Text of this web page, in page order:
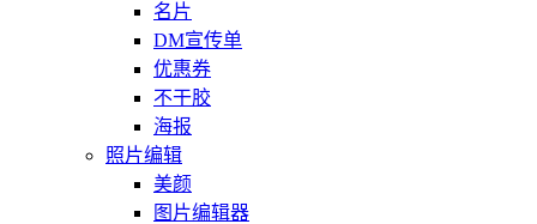
名片
DM宣传单
优惠券
不干胶
海报
照片编辑
美颜
图片编辑器